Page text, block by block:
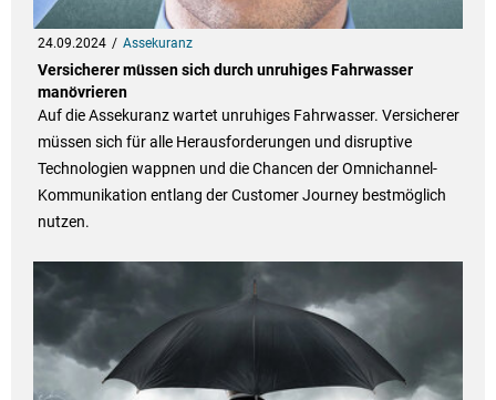
24.09.2024 Assekuranz
Versicherer müssen sich durch unruhiges Fahrwasser
manövrieren
Auf die Assekuranz wartet unruhiges Fahrwasser. Versicherer
müssen sich für alle Herausforderungen und disruptive
Technologien wappnen und die Chancen der Omnichannel-
Kommunikation entlang der Customer Journey bestmöglich
nutzen.